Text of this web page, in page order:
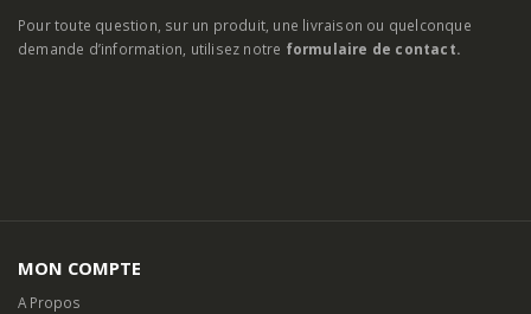
Pour toute question, sur un produit, une livraison ou quelconque
demande d’information, utilisez notre formulaire de contact.
MON COMPTE
A Propos